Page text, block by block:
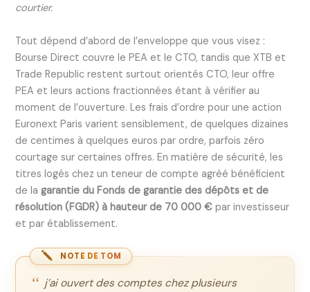
courtier.
Tout dépend d’abord de l’enveloppe que vous visez :
Bourse Direct couvre le PEA et le CTO, tandis que XTB et
Trade Republic restent surtout orientés CTO, leur offre
PEA et leurs actions fractionnées étant à vérifier au
moment de l’ouverture. Les frais d’ordre pour une action
Euronext Paris varient sensiblement, de quelques dizaines
de centimes à quelques euros par ordre, parfois zéro
courtage sur certaines offres. En matière de sécurité, les
titres logés chez un teneur de compte agréé bénéficient
de la garantie du Fonds de garantie des dépôts et de
résolution (FGDR) à hauteur de 70 000 € par investisseur
et par établissement.
NOTE DE TOM
j’ai ouvert des comptes chez plusieurs